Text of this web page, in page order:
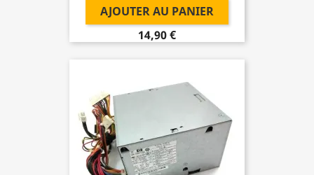
AJOUTER AU PANIER
14,90 €